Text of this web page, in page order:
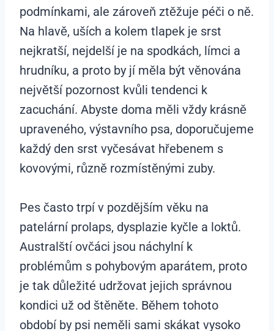
podmínkami, ale zároveň ztěžuje péči o ně.
Na hlavě, uších a kolem tlapek je srst
nejkratší, nejdelší je na spodkách, límci a
hrudníku, a proto by jí měla být věnována
největší pozornost kvůli tendenci k
zacuchání. Abyste doma měli vždy krásně
upraveného, výstavního psa, doporučujeme
každý den srst vyčesávat hřebenem s
kovovými, různě rozmístěnými zuby.
Pes často trpí v pozdějším věku na
patelární prolaps, dysplazie kyčle a loktů.
Australští ovčáci jsou náchylní k
problémům s pohybovým aparátem, proto
je tak důležité udržovat jejich správnou
kondici už od štěněte. Během tohoto
období by psi neměli sami skákat vysoko